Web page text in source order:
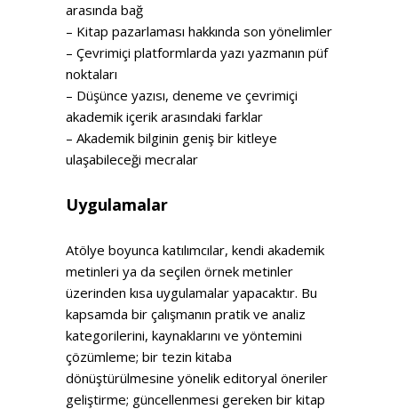
arasında bağ
– Kitap pazarlaması hakkında son yönelimler
– Çevrimiçi platformlarda yazı yazmanın püf
noktaları
– Düşünce yazısı, deneme ve çevrimiçi
akademik içerik arasındaki farklar
– Akademik bilginin geniş bir kitleye
ulaşabileceği mecralar
Uygulamalar
Atölye boyunca katılımcılar, kendi akademik
metinleri ya da seçilen örnek metinler
üzerinden kısa uygulamalar yapacaktır. Bu
kapsamda bir çalışmanın pratik ve analiz
kategorilerini, kaynaklarını ve yöntemini
çözümleme; bir tezin kitaba
dönüştürülmesine yönelik editoryal öneriler
geliştirme; güncellenmesi gereken bir kitap